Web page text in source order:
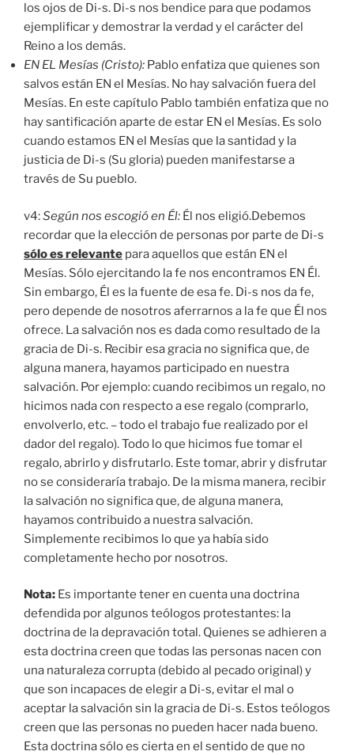
los ojos de Di-s. Di-s nos bendice para que podamos
ejemplificar y demostrar la verdad y el carácter del
Reino a los demás.
EN EL Mesías (Cristo): Pablo enfatiza que quienes son
salvos están EN el Mesías. No hay salvación fuera del
Mesías. En este capítulo Pablo también enfatiza que no
hay santificación aparte de estar EN el Mesías. Es solo
cuando estamos EN el Mesías que la santidad y la
justicia de Di-s (Su gloria) pueden manifestarse a
través de Su pueblo.
v4:Según nos escogió en Él: Él nos eligió.Debemos
recordar que la elección de personas por parte de Di-s
sólo es relevante para aquellos que están EN el
Mesías. Sólo ejercitando la fe nos encontramos EN Él.
Sin embargo, Él es la fuente de esa fe. Di-s nos da fe,
pero depende de nosotros aferrarnos a la fe que Él nos
ofrece. La salvación nos es dada como resultado de la
gracia de Di-s. Recibir esa gracia no significa que, de
alguna manera, hayamos participado en nuestra
salvación. Por ejemplo: cuando recibimos un regalo, no
hicimos nada con respecto a ese regalo (comprarlo,
envolverlo, etc. – todo el trabajo fue realizado por el
dador del regalo). Todo lo que hicimos fue tomar el
regalo, abrirlo y disfrutarlo. Este tomar, abrir y disfrutar
no se consideraría trabajo. De la misma manera, recibir
la salvación no significa que, de alguna manera,
hayamos contribuido a nuestra salvación.
Simplemente recibimos lo que ya había sido
completamente hecho por nosotros.
Nota: Es importante tener en cuenta una doctrina
defendida por algunos teólogos protestantes: la
doctrina de la depravación total. Quienes se adhieren a
esta doctrina creen que todas las personas nacen con
una naturaleza corrupta (debido al pecado original) y
que son incapaces de elegir a Di-s, evitar el mal o
aceptar la salvación sin la gracia de Di-s. Estos teólogos
creen que las personas no pueden hacer nada bueno.
Esta doctrina sólo es cierta en el sentido de que no